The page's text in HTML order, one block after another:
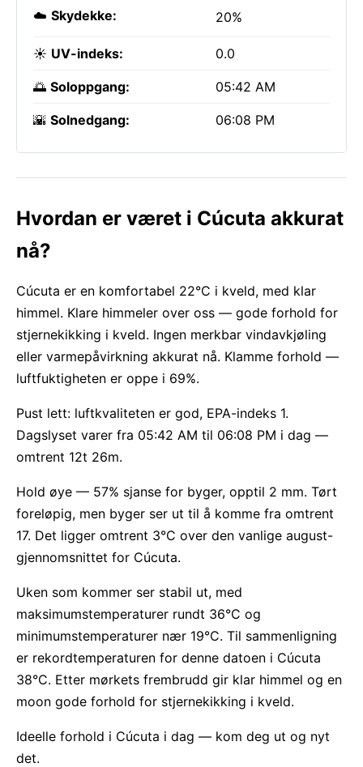
☁️ Skydekke: 20%
☀️ UV-indeks: 0.0
🌅 Soloppgang: 05:42 AM
🌇 Solnedgang: 06:08 PM
Hvordan er været i Cúcuta akkurat
nå?
Cúcuta er en komfortabel 22°C i kveld, med klar
himmel. Klare himmeler over oss — gode forhold for
stjernekikking i kveld. Ingen merkbar vindavkjøling
eller varmepåvirkning akkurat nå. Klamme forhold —
luftfuktigheten er oppe i 69%.
Pust lett: luftkvaliteten er god, EPA-indeks 1.
Dagslyset varer fra 05:42 AM til 06:08 PM i dag —
omtrent 12t 26m.
Hold øye — 57% sjanse for byger, opptil 2 mm. Tørt
foreløpig, men byger ser ut til å komme fra omtrent
17. Det ligger omtrent 3°C over den vanlige august-
gjennomsnittet for Cúcuta.
Uken som kommer ser stabil ut, med
maksimumstemperaturer rundt 36°C og
minimumstemperaturer nær 19°C. Til sammenligning
er rekordtemperaturen for denne datoen i Cúcuta
38°C. Etter mørkets frembrudd gir klar himmel og en
moon gode forhold for stjernekikking i kveld.
Ideelle forhold i Cúcuta i dag — kom deg ut og nyt
det.